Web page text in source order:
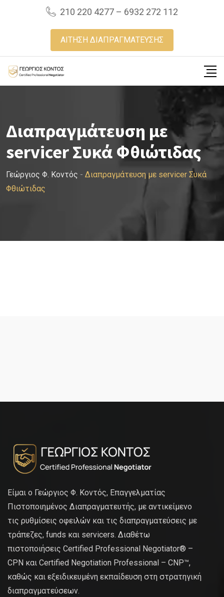
210 220 4277 – 6932 272 112
ΑΙΤΗΣΗ ΔΙΑΠΡΑΓΜΑΤΕΥΣΗΣ
Διαπραγμάτευση με
servicer Συκά Φθιώτιδας
Γεώργιος Φ. Κοντός - Διαπραγμάτευση με servicer Συκά
Φθιώτιδας
Είμαι ο Γεώργιος Φ. Κοντός, Επαγγελματίας
Πιστοποιημένος Διαπραγματευτής, με αντικείμενο
τις ρυθμίσεις οφειλών και τις διαπραγματεύσεις με
τράπεζες, funds και servicers. Διαθέτω
πιστοποιήσεις Certified Professional Negotiator® –
CPN και Certified Negotiation Professional – CNP™,
καθώς και εξειδικευμένη εκπαίδευση στη στρατηγική
διαπραγματεύσεων.